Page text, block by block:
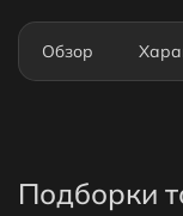
Обзор
Подборки